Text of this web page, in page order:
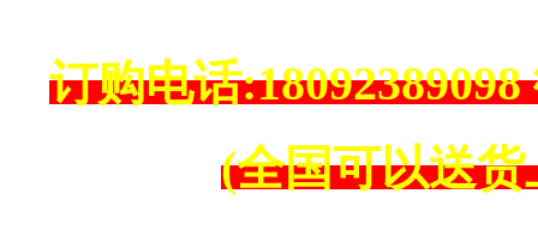
订购电话
(全国可以送